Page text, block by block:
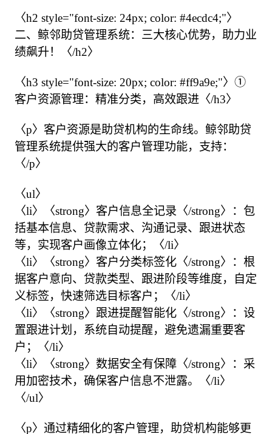
〈h2 style="font-size: 24px; color: #4ecdc4;"〉
二、鲸邻助贷管理系统：三大核心优势，助力业
绩飙升！〈/h2〉
〈h3 style="font-size: 20px; color: #ff9a9e;"〉①
客户资源管理：精准分类，高效跟进〈/h3〉
〈p〉客户资源是助贷机构的生命线。鲸邻助贷
管理系统提供强大的客户管理功能，支持：
〈/p〉
〈ul〉
〈li〉〈strong〉客户信息全记录〈/strong〉：包
括基本信息、贷款需求、沟通记录、跟进状态
等，实现客户画像立体化；〈/li〉
〈li〉〈strong〉客户分类标签化〈/strong〉：根
据客户意向、贷款类型、跟进阶段等维度，自定
义标签，快速筛选目标客户；〈/li〉
〈li〉〈strong〉跟进提醒智能化〈/strong〉：设
置跟进计划，系统自动提醒，避免遗漏重要客
户；〈/li〉
〈li〉〈strong〉数据安全有保障〈/strong〉：采
用加密技术，确保客户信息不泄露。〈/li〉
〈/ul〉
〈p〉通过精细化的客户管理，助贷机构能够更